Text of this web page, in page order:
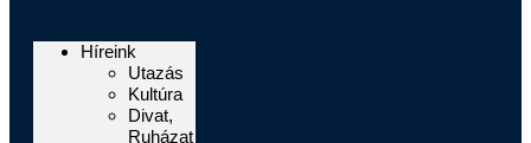
Híreink
Utazás
Kultúra
Divat,
Ruházat